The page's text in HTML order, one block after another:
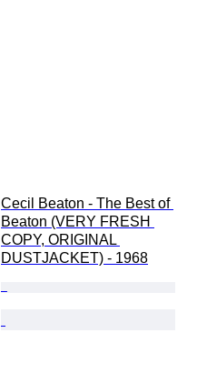
Cecil Beaton - The Best of
Beaton (VERY FRESH
COPY, ORIGINAL
DUSTJACKET) - 1968